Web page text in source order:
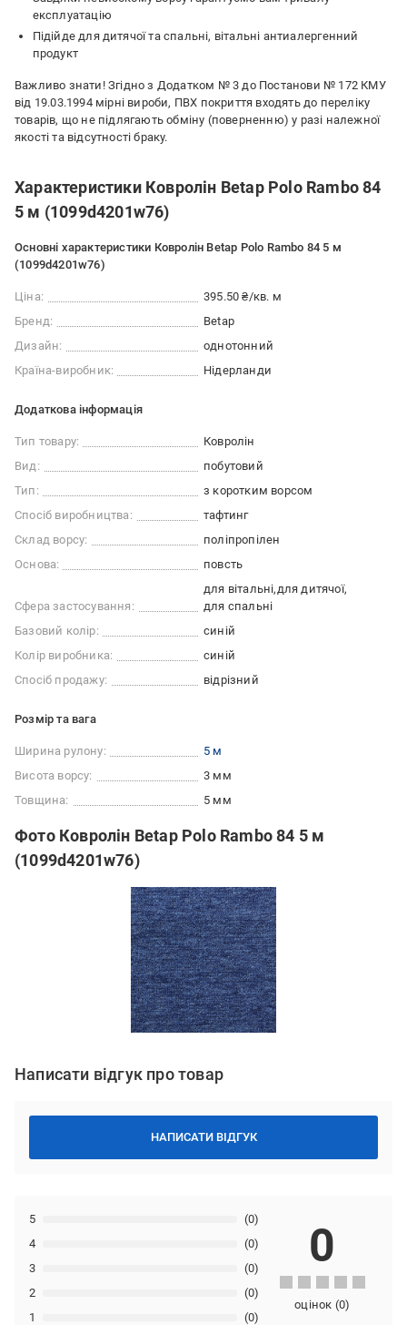
експлуатацію
Підійде для дитячої та спальні, вітальні антиалергенний
продукт
Важливо знати! Згідно з Додатком № 3 до Постанови № 172 КМУ
від 19.03.1994 мірні вироби, ПВХ покриття входять до переліку
товарів, що не підлягають обміну (поверненню) у разі належної
якості та відсутності браку.
Характеристики Ковролін Betap Polo Rambo 84
5 м (1099d4201w76)
Основні характеристики Ковролін Betap Polo Rambo 84 5 м
(1099d4201w76)
Ціна:
395.50 ₴/кв. м
Бренд:
Betap
Дизайн:
однотонний
Країна-виробник:
Нідерланди
Додаткова інформація
Тип товару:
Ковролін
Вид:
побутовий
Тип:
з коротким ворсом
Спосіб виробництва:
тафтинг
Склад ворсу:
поліпропілен
Основа:
повсть
Сфера застосування:
для вітальні для дитячої
для спальні
Базовий колір:
синій
Колір виробника:
синій
Спосіб продажу:
відрізний
Розмір та вага
Ширина рулону:
5 м
Висота ворсу:
3 мм
Товщина:
5 мм
Фото Ковролін Betap Polo Rambo 84 5 м
(1099d4201w76)
Написати відгук про товар
НАПИСАТИ ВІДГУК
1 (0)
2 (0)
3 (0)
4 (0)
5 (0)
0
оцінок (0)